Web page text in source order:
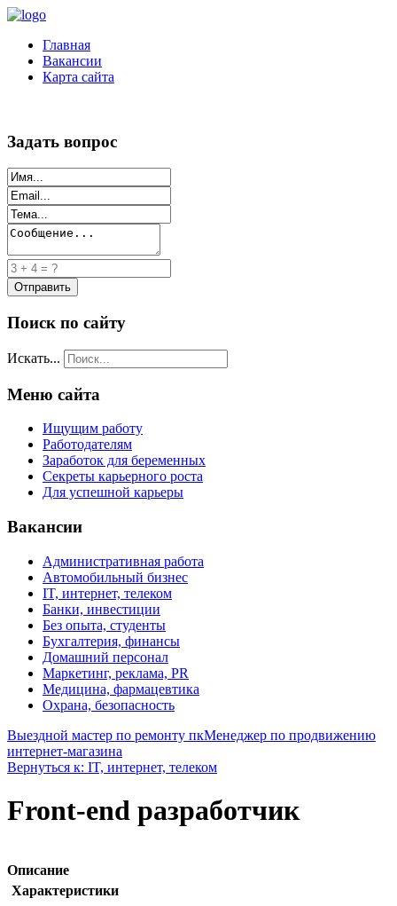
Главная
Вакансии
Карта сайта
Задать вопрос
Поиск по сайту
Искать...
Меню сайта
Ищущим работу
Работодателям
Заработок для беременных
Секреты карьерного роста
Для успешной карьеры
Вакансии
Административная работа
Автомобильный бизнес
IT, интернет, телеком
Банки, инвестиции
Без опыта, студенты
Бухгалтерия, финансы
Домашний персонал
Маркетинг, реклама, PR
Медицина, фармацевтика
Охрана, безопасность
Выездной мастер по ремонту пкМенеджер по продвижению
интернет-магазина
Вернуться к: IT, интернет, телеком
Front-end разработчик
Описание
Характеристики